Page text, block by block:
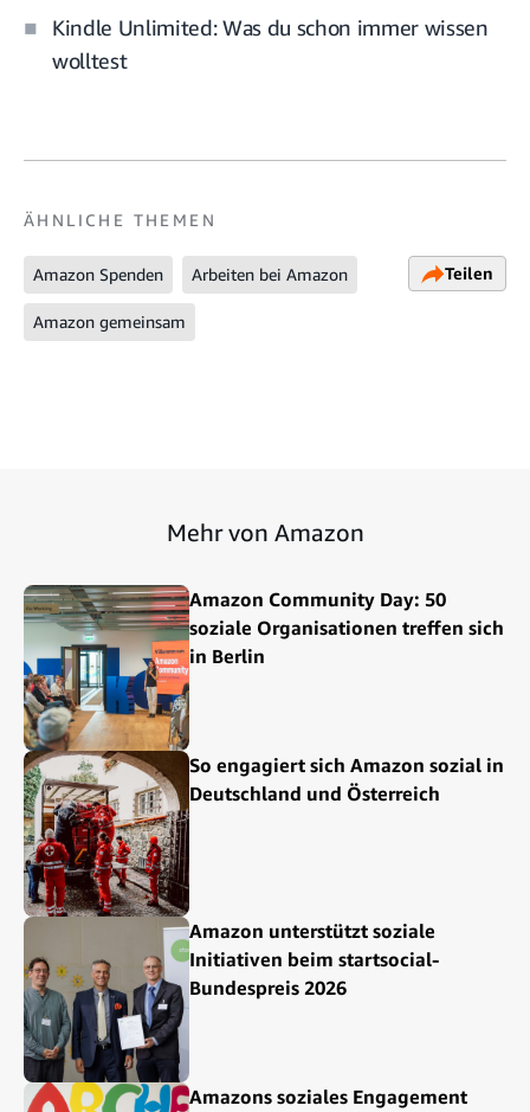
Kindle Unlimited: Was du schon immer wissen
wolltest
ÄHNLICHE THEMEN
Amazon Spenden Arbeiten bei Amazon
Amazon gemeinsam
Teilen
Mehr von Amazon
Amazon Community Day: 50
soziale Organisationen treffen sich
in Berlin
So engagiert sich Amazon sozial in
Deutschland und Österreich
Amazon unterstützt soziale
Initiativen beim startsocial-
Bundespreis 2026
Amazons soziales Engagement